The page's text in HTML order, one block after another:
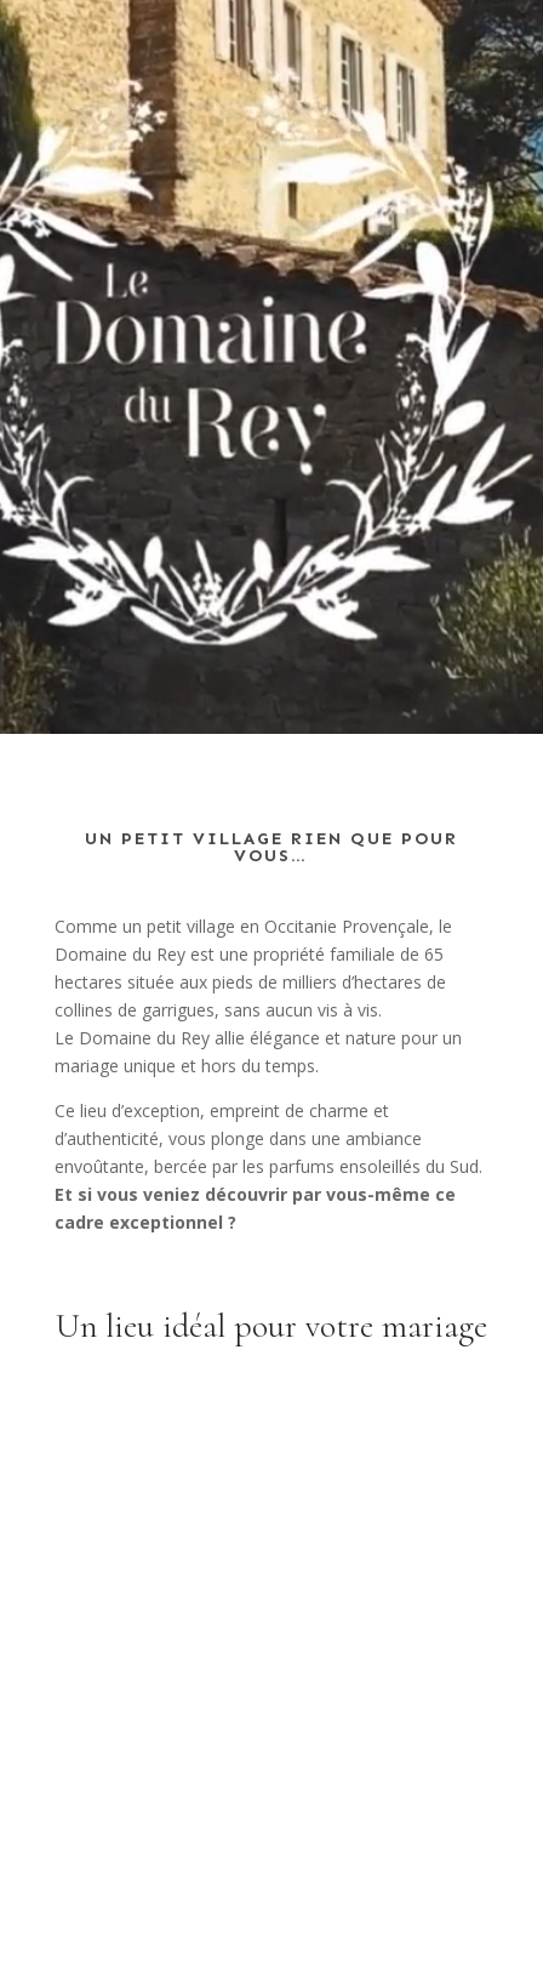
UN PETIT VILLAGE RIEN QUE POUR
VOUS…
Comme un petit village en Occitanie Provençale, le
Domaine du Rey est une propriété familiale de 65
hectares située aux pieds de milliers d’hectares de
collines de garrigues, sans aucun vis à vis.
Le Domaine du Rey allie élégance et nature pour un
mariage unique et hors du temps.
Ce lieu d’exception, empreint de charme et
d’authenticité, vous plonge dans une ambiance
envoûtante, bercée par les parfums ensoleillés du Sud.
Et si vous veniez découvrir par vous-même ce
cadre exceptionnel ?
Un lieu idéal pour votre mariage